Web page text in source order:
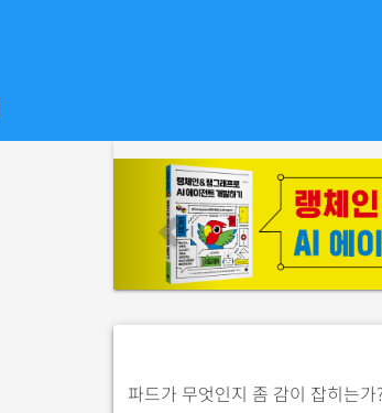
p
r
e
v
i
o
s
파드가 무엇인지 좀 감이 잡히는